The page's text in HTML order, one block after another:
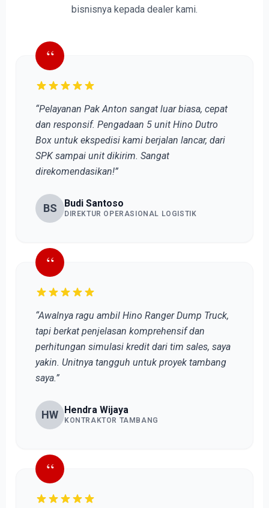
bisnisnya kepada dealer kami.
“
“Pelayanan Pak Anton sangat luar biasa, cepat
dan responsif. Pengadaan 5 unit Hino Dutro
Box untuk ekspedisi kami berjalan lancar, dari
SPK sampai unit dikirim. Sangat
direkomendasikan!”
BS Budi Santoso
DIREKTUR OPERASIONAL LOGISTIK
“
“Awalnya ragu ambil Hino Ranger Dump Truck,
tapi berkat penjelasan komprehensif dan
perhitungan simulasi kredit dari tim sales, saya
yakin. Unitnya tangguh untuk proyek tambang
saya.”
HW Hendra Wijaya
KONTRAKTOR TAMBANG
“